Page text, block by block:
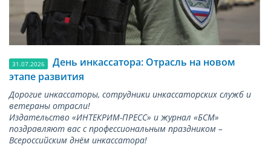
31.07.2026
День инкассатора: Отрасль на новом
этапе развития
Дорогие инкассаторы, сотрудники инкассаторских служб и
ветераны отрасли!
Издательство «ИНТЕКРИМ-ПРЕСС» и журнал «БСМ»
поздравляют вас с профессиональным праздником –
Всероссийским днём инкассатора!